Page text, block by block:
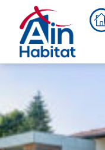
Notre